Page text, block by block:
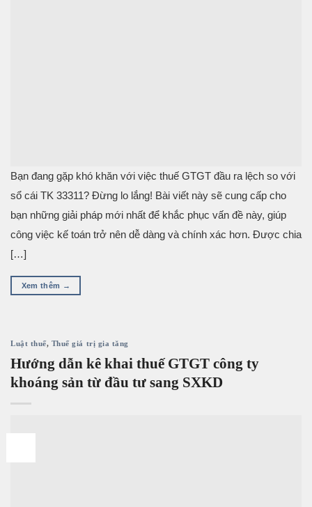
Bạn đang gặp khó khăn với việc thuế GTGT đầu ra lệch so với
sổ cái TK 33311? Đừng lo lắng! Bài viết này sẽ cung cấp cho
bạn những giải pháp mới nhất để khắc phục vấn đề này, giúp
công việc kế toán trở nên dễ dàng và chính xác hơn. Được chia
[…]
Xem thêm →
Luật thuế, Thuế giá trị gia tăng
Hướng dẫn kê khai thuế GTGT công ty
khoáng sản từ đầu tư sang SXKD